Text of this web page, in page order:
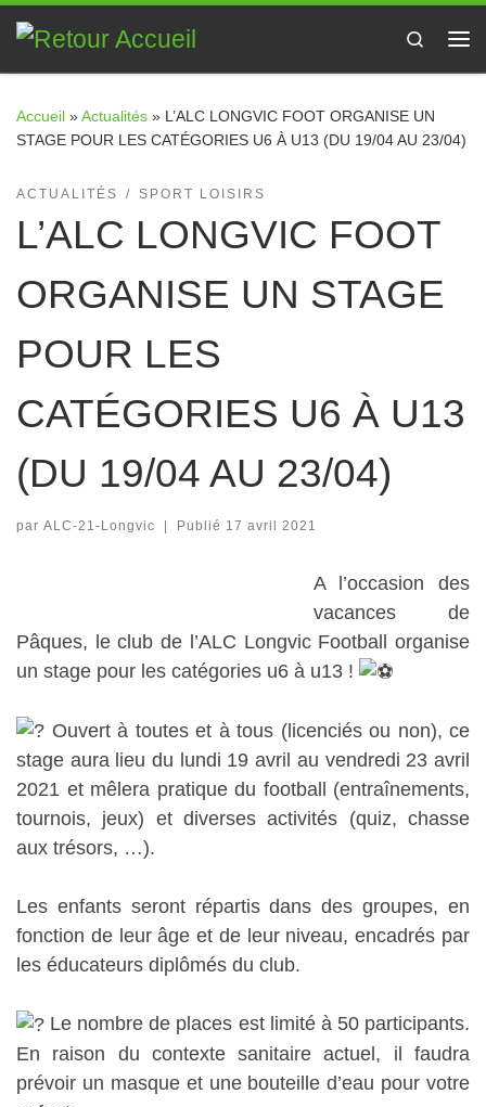
Passer au contenu
Search
Accueil »Actualités » L’ALC LONGVIC FOOT ORGANISE UN
STAGE POUR LES CATÉGORIES U6 À U13 (DU 19/04 AU 23/04)
ACTUALITÉS SPORT LOISIRS
L’ALC LONGVIC FOOT
ORGANISE UN STAGE
POUR LES
CATÉGORIES U6 À U13
(DU 19/04 AU 23/04)
par ALC-21-Longvic | Publié 17 avril 2021
A l’occasion des
vacances de
Pâques, le club de l’ALC Longvic Football organise
un stage pour les catégories u6 à u13 !
Ouvert à toutes et à tous (licenciés ou non), ce
stage aura lieu du lundi 19 avril au vendredi 23 avril
2021 et mêlera pratique du football (entraînements,
tournois, jeux) et diverses activités (quiz, chasse
aux trésors, …).
Les enfants seront répartis dans des groupes, en
fonction de leur âge et de leur niveau, encadrés par
les éducateurs diplômés du club.
Le nombre de places est limité à 50 participants.
En raison du contexte sanitaire actuel, il faudra
prévoir un masque et une bouteille d’eau pour votre